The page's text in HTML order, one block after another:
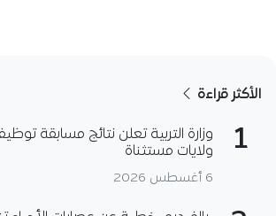
الأكثر قراءة
1
ولايات مستثناة
6 أغسطس 2026